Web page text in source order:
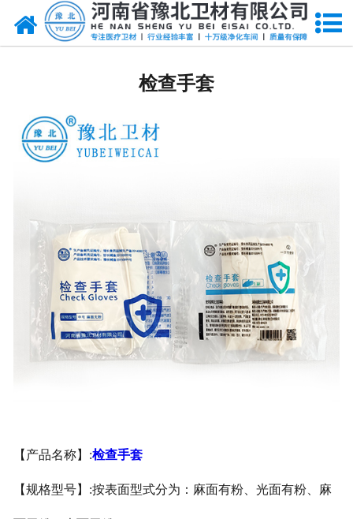
网站首页
显影纱布
医用口罩帽
医用包类
医用手套
检查手套
【产品名称】:检查手套
【规格型号】:按表面型式分为：麻面有粉、光面有粉、麻